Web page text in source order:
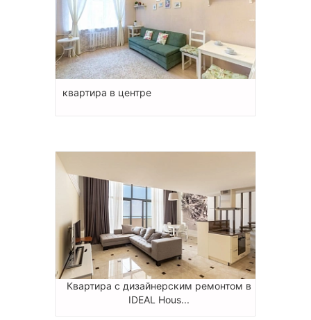
квартира в центре
Квартира с дизайнерским ремонтом в
IDEAL Hous...